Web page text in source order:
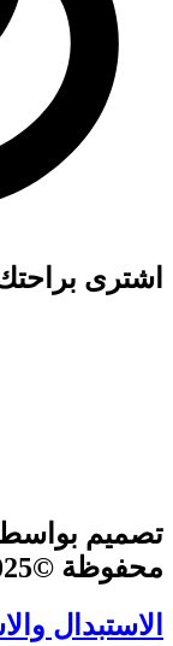
اشترى
تصميم
محفوظة ©2025 classic perfume store
الاستبدال